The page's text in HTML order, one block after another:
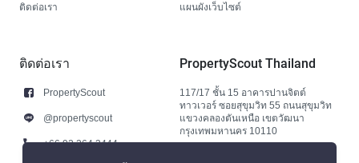
ติดต่อเรา แผนผังเว็บไซต์
ติดต่อเรา
PropertyScout
@propertyscout
+66 92 264 3444
PropertyScout Thailand
117/17 ชั้น 15 อาคารปานจิตต์
ทาวเวอร์ ซอยสุขุมวิท 55 ถนนสุขุมวิท
แขวงคลองตันเหนือ เขตวัฒนา
กรุงเทพมหานคร 10110